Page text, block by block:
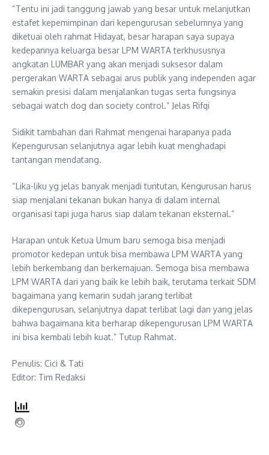
“Tentu ini jadi tanggung jawab yang besar untuk melanjutkan
estafet kepemimpinan dari kepengurusan sebelumnya yang
diketuai oleh rahmat Hidayat, besar harapan saya supaya
kedepannya keluarga besar LPM WARTA terkhususnya
angkatan LUMBAR yang akan menjadi suksesor dalam
pergerakan WARTA sebagai arus publik yang independen agar
semakin presisi dalam menjalankan tugas serta fungsinya
sebagai watch dog dan society control.” Jelas Rifqi
Sidikit tambahan dari Rahmat mengenai harapanya pada
Kepengurusan selanjutnya agar lebih kuat menghadapi
tantangan mendatang.
“Lika-liku yg jelas banyak menjadi tuntutan, Kengurusan harus
siap menjalani tekanan bukan hanya di dalam internal
organisasi tapi juga harus siap dalam tekanan eksternal.”
Harapan untuk Ketua Umum baru semoga bisa menjadi
promotor kedepan untuk bisa membawa LPM WARTA yang
lebih berkembang dan berkemajuan. Semoga bisa membawa
LPM WARTA dari yang baik ke lebih baik, terutama terkait SDM
bagaimana yang kemarin sudah jarang terlibat
dikepengurusan, selanjutnya dapat terlibat lagi dan yang jelas
bahwa bagaimana kita berharap dikepengurusan LPM WARTA
ini bisa kembali lebih kuat.” Tutup Rahmat.
Penulis: Cici & Tati
Editor: Tim Redaksi